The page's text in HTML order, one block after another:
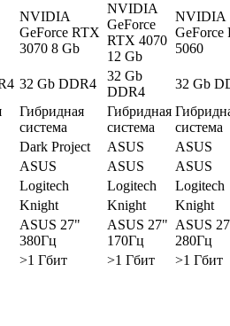
NVIDIA
GeForce RTX
3070 8 Gb
NVIDIA
GeForce
RTX 4070
12 Gb
NVIDIA
GeForce
5060
32 Gb DDR4
32 Gb
DDR4
32 Gb
Гибридная
система
Гибридная
система
система
Dark Project ASUS
ASUS
ASUS ASUS
ASUS
Logitech Logitech
Logitech
Knight Knight
Knight
ASUS 27"
380Гц
ASUS 27"
170Гц
ASUS
280Гц
>1 Гбит >1 Гбит >1 Гбит